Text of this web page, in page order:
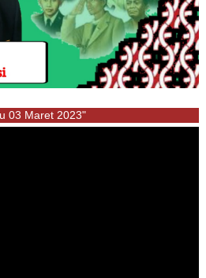
03 Maret 2023"